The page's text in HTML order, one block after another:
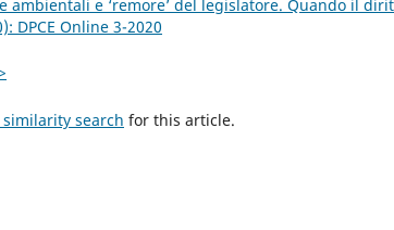
ambientali e ‘remore’ del legislatore. Quando il
DPCE Online 3-2020
search for this article.